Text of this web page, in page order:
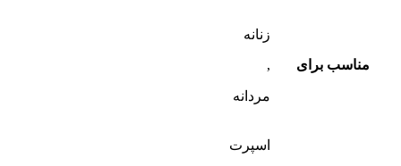
مناسب برای
زنانه
,
مردانه
اسپرت